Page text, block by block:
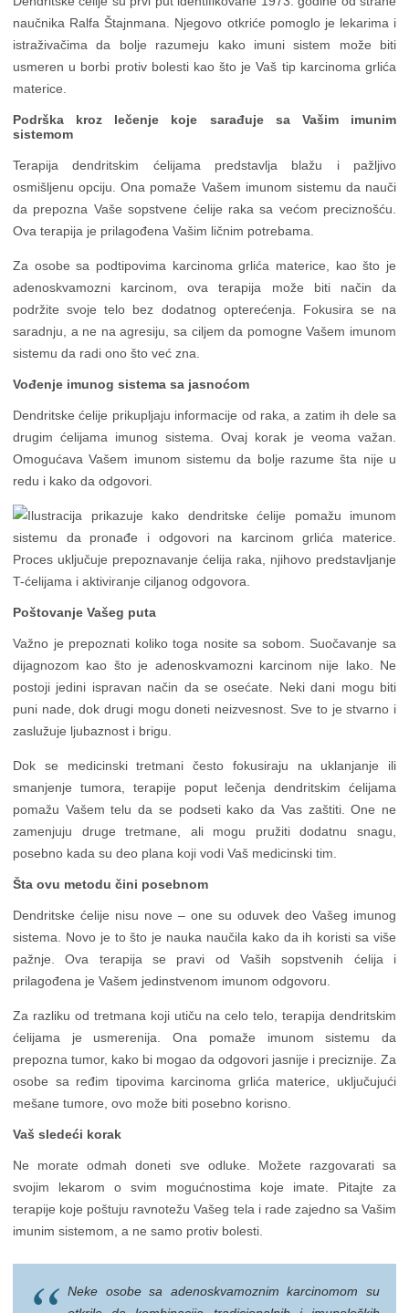
naučnika Ralfa Štajnmana. Njegovo otkriće pomoglo je lekarima i
istraživačima da bolje razumeju kako imuni sistem može biti
usmeren u borbi protiv bolesti kao što je Vaš tip karcinoma grlića
materice.
Podrška kroz lečenje koje sarađuje sa Vašim imunim
sistemom
Terapija dendritskim ćelijama predstavlja blažu i pažljivo
osmišljenu opciju. Ona pomaže Vašem imunom sistemu da nauči
da prepozna Vaše sopstvene ćelije raka sa većom preciznošću.
Ova terapija je prilagođena Vašim ličnim potrebama.
Za osobe sa podtipovima karcinoma grlića materice, kao što je
adenoskvamozni karcinom, ova terapija može biti način da
podržite svoje telo bez dodatnog opterećenja. Fokusira se na
saradnju, a ne na agresiju, sa ciljem da pomogne Vašem imunom
sistemu da radi ono što već zna.
Vođenje imunog sistema sa jasnoćom
Dendritske ćelije prikupljaju informacije od raka, a zatim ih dele sa
drugim ćelijama imunog sistema. Ovaj korak je veoma važan.
Omogućava Vašem imunom sistemu da bolje razume šta nije u
redu i kako da odgovori.
Poštovanje Vašeg puta
Važno je prepoznati koliko toga nosite sa sobom. Suočavanje sa
dijagnozom kao što je adenoskvamozni karcinom nije lako. Ne
postoji jedini ispravan način da se osećate. Neki dani mogu biti
puni nade, dok drugi mogu doneti neizvesnost. Sve to je stvarno i
zaslužuje ljubaznost i brigu.
Dok se medicinski tretmani često fokusiraju na uklanjanje ili
smanjenje tumora, terapije poput lečenja dendritskim ćelijama
pomažu Vašem telu da se podseti kako da Vas zaštiti. One ne
zamenjuju druge tretmane, ali mogu pružiti dodatnu snagu,
posebno kada su deo plana koji vodi Vaš medicinski tim.
Šta ovu metodu čini posebnom
Dendritske ćelije nisu nove – one su oduvek deo Vašeg imunog
sistema. Novo je to što je nauka naučila kako da ih koristi sa više
pažnje. Ova terapija se pravi od Vaših sopstvenih ćelija i
prilagođena je Vašem jedinstvenom imunom odgovoru.
Za razliku od tretmana koji utiču na celo telo, terapija dendritskim
ćelijama je usmerenija. Ona pomaže imunom sistemu da
prepozna tumor, kako bi mogao da odgovori jasnije i preciznije. Za
osobe sa ređim tipovima karcinoma grlića materice, uključujući
mešane tumore, ovo može biti posebno korisno.
Vaš sledeći korak
Ne morate odmah doneti sve odluke. Možete razgovarati sa
svojim lekarom o svim mogućnostima koje imate. Pitajte za
terapije koje poštuju ravnotežu Vašeg tela i rade zajedno sa Vašim
imunim sistemom, a ne samo protiv bolesti.
Neke osobe sa adenoskvamoznim karcinomom su